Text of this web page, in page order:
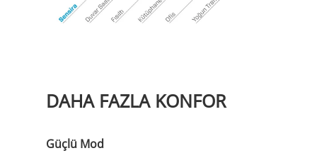
DAHA FAZLA KONFOR
Güçlü Mod